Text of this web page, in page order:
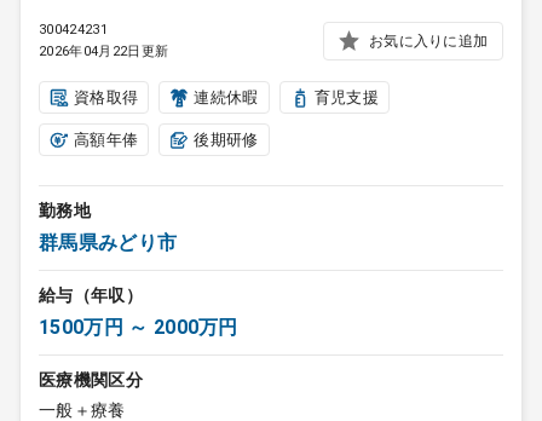
300424231
2026年04月22日更新
お気に入りに追加
資格取得 連続休暇 育児支援
高額年俸 後期研修
勤務地
群馬県みどり市
給与（年収）
1500万円 ～ 2000万円
医療機関区分
一般＋療養